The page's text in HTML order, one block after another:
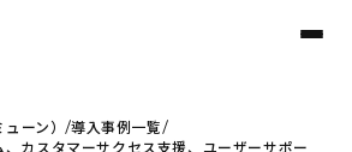
ーン）
導入事例一覧
カスタマーサクセス支援、ユーザーサポー